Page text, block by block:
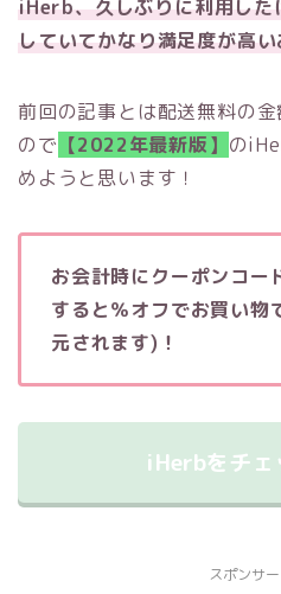
iHerb、久しぶりに利用した
していてかなり満足度が高
前回の記事とは配送無料の
ので 【2022年最新版】 の
めようと思います！
お会計時にクーポンコー
すると％オフでお買い物
元されます)！
iHerbをチェ
スポンサ